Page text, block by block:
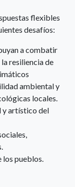
flexibles
desafíos:
a combatir
resiliencia de
ambiental y
locales.
y artístico del
los pueblos.